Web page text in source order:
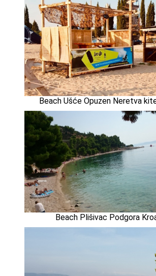
Beach Ušće Opuzen Neretva
Beach Plišivac Podgora